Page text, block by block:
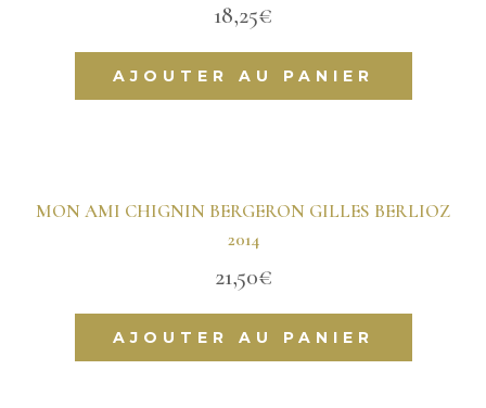
18,25€
AJOUTER AU PANIER
MON AMI CHIGNIN BERGERON GILLES BERLIOZ
2014
21,50€
AJOUTER AU PANIER